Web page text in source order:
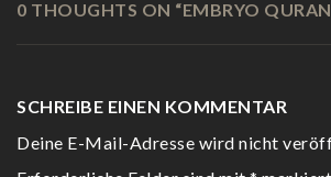
0 THOUGHTS ON “EMBRYO
SCHREIBE EINEN KOMMENTAR
Deine E-Mail-Adresse wird nicht